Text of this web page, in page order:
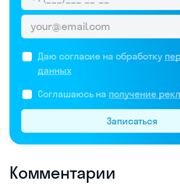
Даю согласие на обработку
данных
Соглашаюсь на получение
Записаться
Комментарии